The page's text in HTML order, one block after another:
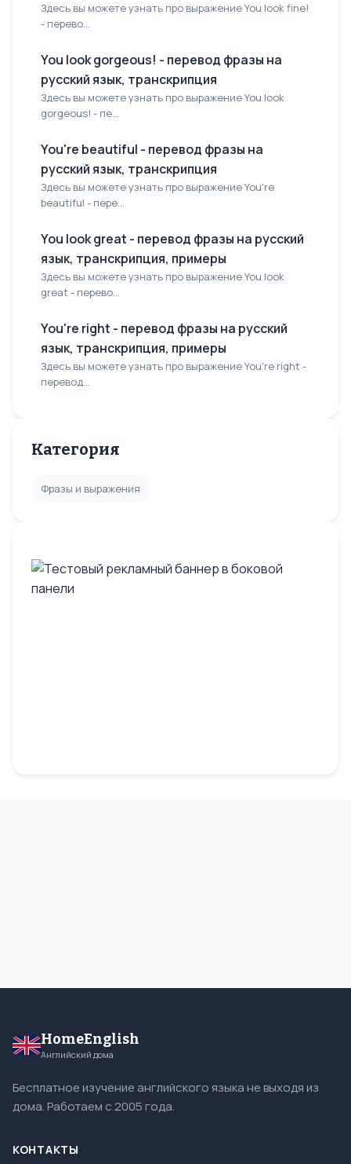
Здесь вы можете узнать про выражение You look fine!
- перево...
You look gorgeous! - перевод фразы на
русский язык, транскрипция
Здесь вы можете узнать про выражение You look
gorgeous! - пе...
You're beautiful - перевод фразы на
русский язык, транскрипция
Здесь вы можете узнать про выражение You're
beautiful - пере...
You look great - перевод фразы на русский
язык, транскрипция, примеры
Здесь вы можете узнать про выражение You look
great - перево...
You're right - перевод фразы на русский
язык, транскрипция, примеры
Здесь вы можете узнать про выражение You're right -
перевод...
Категория
Фразы и выражения
HomeEnglish
Английский дома
Бесплатное изучение английского языка не выходя из
дома. Работаем с 2005 года.
КОНТАКТЫ